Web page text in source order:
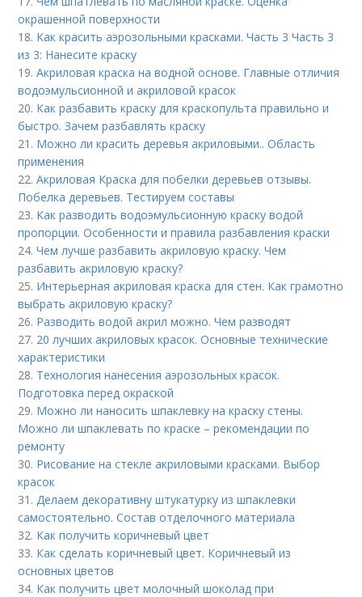
окрашенной поверхности
18. Как красить аэрозольными красками. Часть 3 Часть 3
из 3: Нанесите краску
19.Акриловая краска на водной основе. Главные отличия
водоэмульсионной и акриловой красок
20. Как разбавить краску для краскопульта правильно и
быстро. Зачем разбавлять краску
21. Можно ли красить деревья акриловыми.. Область
применения
22.Акриловая Краска для побелки деревьев отзывы.
Побелка деревьев. Тестируем составы
23. Как разводить водоэмульсионную краску водой
пропорции. Особенности и правила разбавления краски
24.Чем лучше разбавить акриловую краску. Чем
разбавить акриловую краску?
25. Интерьерная акриловая краска для стен. Как грамотно
выбрать акриловую краску?
26. Разводить водой акрил можно. Чем разводят
27. 20 лучших акриловых красок. Основные технические
характеристики
28. Технология нанесения аэрозольных красок.
Подготовка перед окраской
29. Можно ли наносить шпаклевку на краску стены.
Можно ли шпаклевать по краске – рекомендации по
ремонту
30. Рисование на стекле акриловыми красками. Выбор
красок
31.Делаем декоративну штукатурку из шпаклевки
самостоятельно. Состав отделочного материала
32. Как получить коричневый цвет
33. Как сделать коричневый цвет. Коричневый из
основных цветов
34. Как получить цвет молочный шоколад при